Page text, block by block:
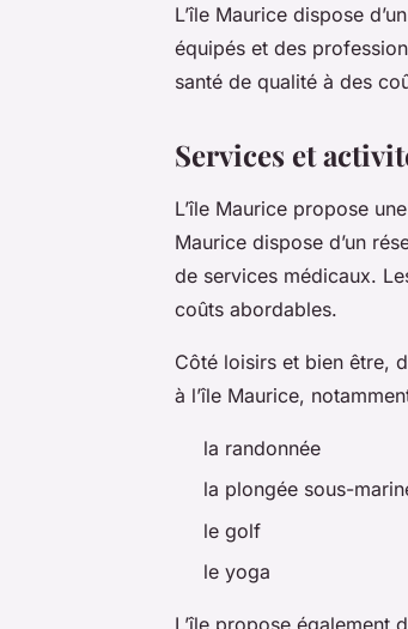
L’île Maurice dispose
équipés et des
santé de qualité à des
Services et
L’île Maurice propose
Maurice dispose d’un
de services médicaux.
coûts abordables.
Côté loisirs et bien être,
à l’île Maurice,
la randonnée
la plongée sous-
le golf
le yoga